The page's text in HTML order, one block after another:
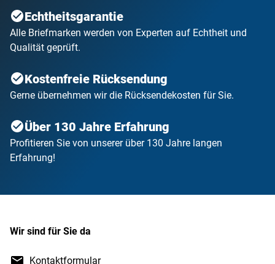
Echtheitsgarantie
Alle Briefmarken werden von Experten auf Echtheit und
Qualität geprüft.
Kostenfreie Rücksendung
Gerne übernehmen wir die Rücksendekosten für Sie.
Über 130 Jahre Erfahrung
Profitieren Sie von unserer über 130 Jahre langen
Erfahrung!
Wir sind für Sie da
Kontaktformular